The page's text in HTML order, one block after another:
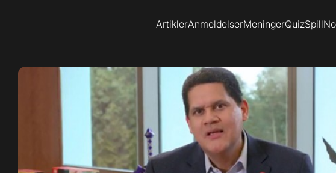
ArtiklerAnmeldelserMeningerQuiz